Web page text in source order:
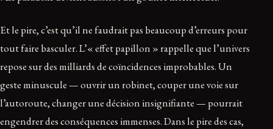
Et le pire, c’est qu’il ne faudrait pas beaucoup d’erreurs pour
tout faire basculer. L’« effet papillon » rappelle que l’univers
repose sur des milliards de coïncidences improbables. Un
geste minuscule — ouvrir un robinet, couper une voie sur
l’autoroute, changer une décision insignifiante — pourrait
engendrer des conséquences immenses. Dans le pire des cas,